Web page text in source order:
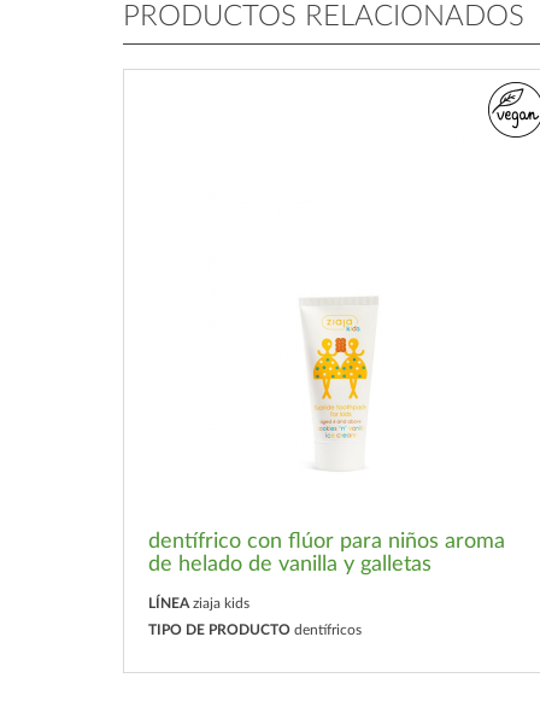
PRODUCTOS RELACIONADOS
dentífrico con flúor para niños aroma
de helado de vanilla y galletas
LÍNEA ziaja kids
TIPO DE PRODUCTO dentífricos